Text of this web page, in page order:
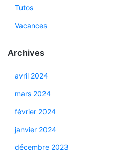
Tutos
Vacances
Archives
avril 2024
mars 2024
février 2024
janvier 2024
décembre 2023